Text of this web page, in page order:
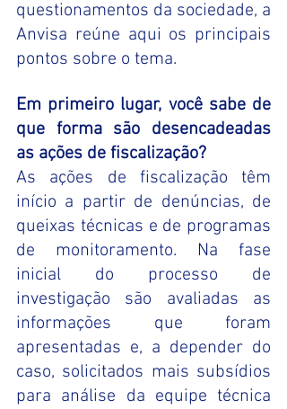
questionamentos da sociedade, a
Anvisa reúne aqui os principais
pontos sobre o tema.
Em primeiro lugar, você sabe de
que forma são desencadeadas
as ações de fiscalização?
As ações de fiscalização têm
início a partir de denúncias, de
queixas técnicas e de programas
de monitoramento. Na fase
inicial do processo de
investigação são avaliadas as
informações que foram
apresentadas e, a depender do
caso, solicitados mais subsídios
para análise da equipe técnica